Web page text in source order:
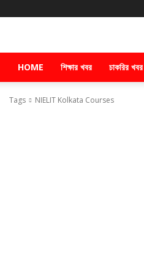
HOME শিক্ষার খবর চাকরির খবর
Tags NIELIT Kolkata Courses